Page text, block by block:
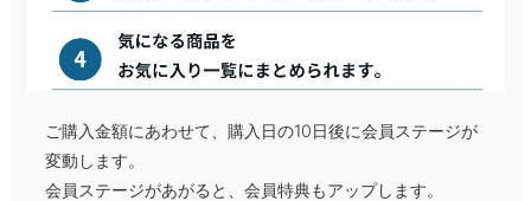
ご購入金額にあわせて、購入日の10日後に会員ステージが
変動します。
会員ステージがあがると、会員特典もアップします。